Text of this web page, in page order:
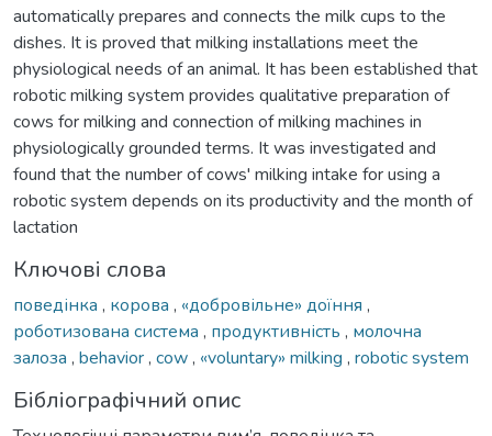
automatically prepares and connects the milk cups to the
dishes. It is proved that milking installations meet the
physiological needs of an animal. It has been established that
robotic milking system provides qualitative preparation of
cows for milking and connection of milking machines in
physiologically grounded terms. It was investigated and
found that the number of cows' milking intake for using a
robotic system depends on its productivity and the month of
lactation
Ключові слова
поведінка , корова , «добровільне» доїння ,
роботизована система , продуктивність , молочна
залоза , behavior, cow, «voluntary» milking , robotic system
Бібліографічний опис